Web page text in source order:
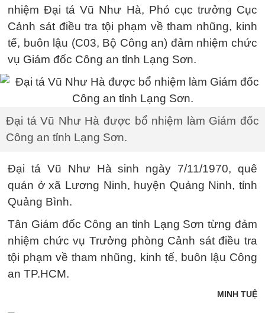
nhiệm Đại tá Vũ Như Hà, Phó cục trưởng Cục
Cảnh sát điều tra tội phạm về tham nhũng, kinh
tế, buôn lậu (C03, Bộ Công an) đảm nhiệm chức
vụ Giám đốc Công an tỉnh Lạng Sơn.
Đại tá Vũ Như Hà được bổ nhiệm làm Giám đốc
Công an tỉnh Lạng Sơn.
Đại tá Vũ Như Hà sinh ngày 7/11/1970, quê
quán ở xã Lương Ninh, huyện Quảng Ninh, tỉnh
Quảng Bình.
Tân Giám đốc Công an tỉnh Lạng Sơn từng đảm
nhiệm chức vụ Trưởng phòng Cảnh sát điều tra
tội phạm về tham nhũng, kinh tế, buôn lậu Công
an TP.HCM.
MINH TUỆ